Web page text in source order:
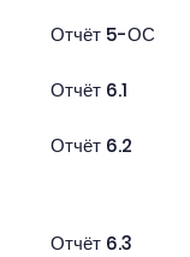
Отчёт 5-ОС
Отчёт 6.1
Отчёт 6.2
Отчёт 6.3